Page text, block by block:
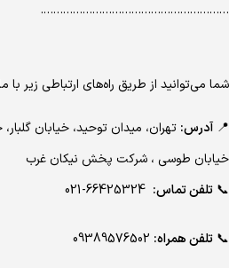
………………………………………………….
شما می‌توانید از طریق راه‌های ارتباطی زیر
📍 آدرس: تهران، میدان توحید، خیابان
خیابان طوسی ، شرکت پخش نیکان غرب
📞 تلفن تماس:
📞 تلفن همراه: